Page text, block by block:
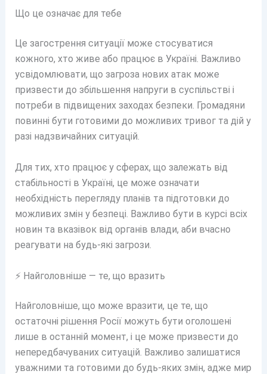
Що це означає для тебе
Це загострення ситуації може стосуватися
кожного, хто живе або працює в Україні. Важливо
усвідомлювати, що загроза нових атак може
призвести до збільшення напруги в суспільстві і
потреби в підвищених заходах безпеки. Громадяни
повинні бути готовими до можливих тривог та дій у
разі надзвичайних ситуацій.
Для тих, хто працює у сферах, що залежать від
стабільності в Україні, це може означати
необхідність перегляду планів та підготовки до
можливих змін у безпеці. Важливо бути в курсі всіх
новин та вказівок від органів влади, аби вчасно
реагувати на будь-які загрози.
⚡ Найголовніше — те, що вразить
Найголовніше, що може вразити, це те, що
остаточні рішення Росії можуть бути оголошені
лише в останній момент, і це може призвести до
непередбачуваних ситуацій. Важливо залишатися
уважними та готовими до будь-яких змін, адже мир